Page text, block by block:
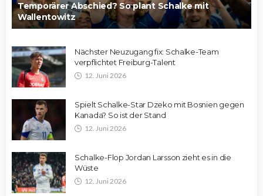
Temporärer Abschied? So plant Schalke mit
Wallentowitz
Nächster Neuzugang fix: Schalke-Team
verpflichtet Freiburg-Talent
12. Juni 2026
Spielt Schalke-Star Dzeko mit Bosnien gegen
Kanada? So ist der Stand
12. Juni 2026
Schalke-Flop Jordan Larsson zieht es in die
Wüste
12. Juni 2026